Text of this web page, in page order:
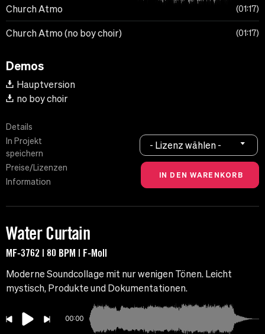
Church Atmo 01:17
Church Atmo (no boy choir) 01:17
Demos
Hauptversion
no boy choir
Details
In Projekt
speichern
Preise/Lizenzen
Information
- Lizenz wählen -
Water Curtain
MF-3762 | 80 BPM | F-Moll
Moderne Soundcollage mit nur wenigen Tönen. Leicht
mystisch, Produkte und Dokumentationen.
00:00